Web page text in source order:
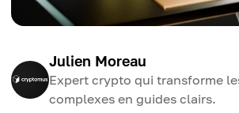
Julien Moreau
Expert crypto qui transforme
complexes en guides clairs.